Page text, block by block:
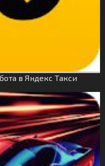
в Яндекс Такси